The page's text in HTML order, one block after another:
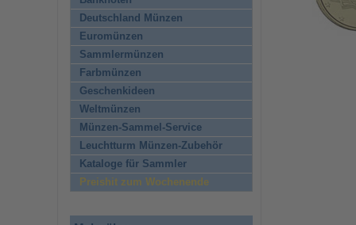
Deutschland Münzen
Euromünzen
Sammlermünzen
Farbmünzen
Geschenkideen
Weltmünzen
Münzen-Sammel-Service
Leuchtturm Münzen-Zubehör
Kataloge für Sammler
Preishit zum Wochenende